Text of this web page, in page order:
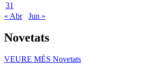
31
« Abr
Jun »
Novetats
VEURE MÉS Novetats